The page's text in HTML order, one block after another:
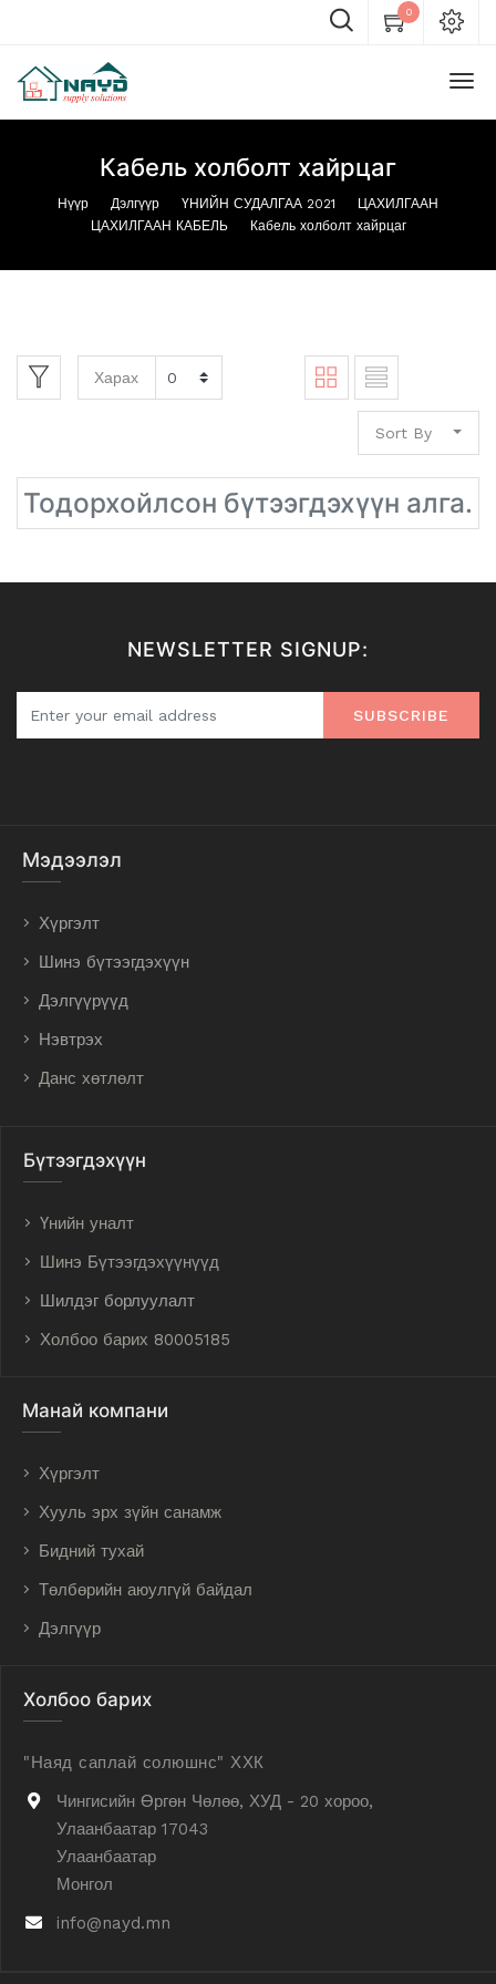
0
Кабель холболт хайрцаг
Нүүр Дэлгүүр ҮНИЙН СУДАЛГАА 2021
ЦАХИЛГААН
ЦАХИЛГААН КАБЕЛЬ
Кабель холболт хайрцаг
Харах
Sort By
Тодорхойлсон бүтээгдэхүүн алга.
NEWSLETTER SIGNUP:
SUBSCRIBE
Мэдээлэл
Хүргэлт
Шинэ бүтээгдэхүүн
Дэлгүүрүүд
Нэвтрэх
Данс хөтлөлт
Бүтээгдэхүүн
Үнийн уналт
Шинэ Бүтээгдэхүүнүүд
Шилдэг борлуулалт
Холбоо барих 80005185
Манай компани
Хүргэлт
Хууль эрх зүйн санамж
Бидний тухай
Төлбөрийн аюулгүй байдал
Дэлгүүр
Холбоо барих
"Наяд саплай солюшнс" ХХК
Чингисийн Өргөн Чөлөө, ХУД - 20 хороо,
Улаанбаатар 17043
Улаанбаатар
Монгол
info@nayd.mn